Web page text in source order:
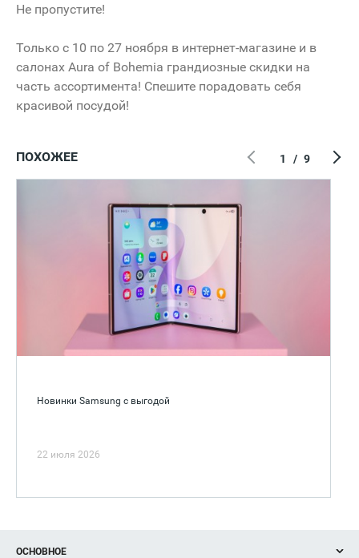
Не пропустите!
Только c 10 по 27 ноября в интернет-магазине и в
салонах Aura of Bohemia грандиозные скидки на
часть ассортимента! Спешите порадовать себя
красивой посудой!
ПОХОЖЕЕ
Новинки Samsung с выгодой
22 июля 2026
1 / 9
ОСНОВНОЕ